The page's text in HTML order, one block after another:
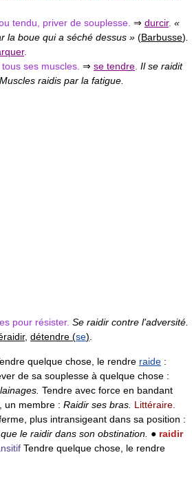
tendu, priver de souplesse. ⇒ durcir. «
la boue qui a séché dessus » (Barbusse)
.
ses muscles. ⇒ se tendre Il se raidit
Muscles raidis par la fatigue.
pour résister. Se raidir contre l'adversité.
, détendre (se)
quelque chose, le rendre raide :
de sa souplesse à quelque chose :
Tendre avec force en bandant
un membre : Raidir ses bras. Littéraire.
plus intransigeant dans sa position :
le raidir dans son obstination. ● raidir
Tendre quelque chose, le rendre